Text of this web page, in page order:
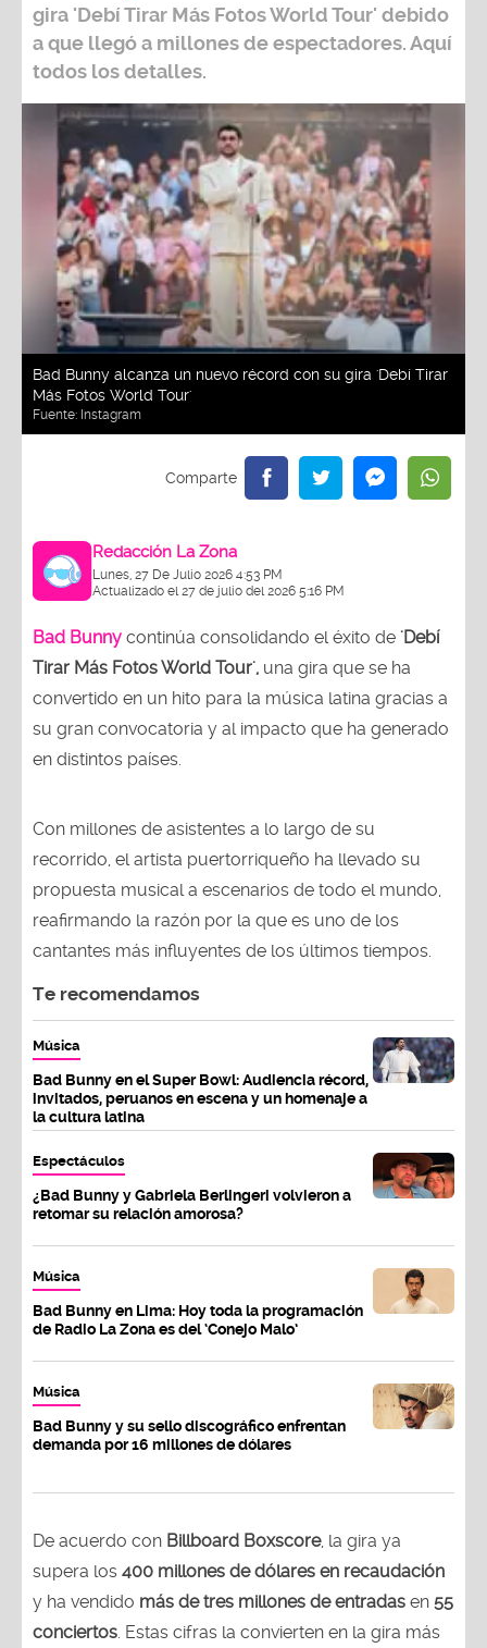
gira 'Debí Tirar Más Fotos World Tour' debido
a que llegó a millones de espectadores. Aquí
todos los detalles.
Bad Bunny alcanza un nuevo récord con su gira 'Debí Tirar
Más Fotos World Tour'
Fuente: Instagram
Redacción La Zona
Lunes, 27 De Julio 2026 4:53 PM
Actualizado el 27 de julio del 2026 5:16 PM
Bad Bunny continúa consolidando el éxito de 'Debí
Tirar Más Fotos World Tour', una gira que se ha
convertido en un hito para la música latina gracias a
su gran convocatoria y al impacto que ha generado
en distintos países.
Con millones de asistentes a lo largo de su
recorrido, el artista puertorriqueño ha llevado su
propuesta musical a escenarios de todo el mundo,
reafirmando la razón por la que es uno de los
cantantes más influyentes de los últimos tiempos.
Te recomendamos
Música
Bad Bunny en el Super Bowl: Audiencia récord,
invitados, peruanos en escena y un homenaje a
la cultura latina
Espectáculos
¿Bad Bunny y Gabriela Berlingeri volvieron a
retomar su relación amorosa?
Música
Bad Bunny en Lima: Hoy toda la programación
de Radio La Zona es del ‘Conejo Malo’
Música
Bad Bunny y su sello discográfico enfrentan
demanda por 16 millones de dólares
De acuerdo con Billboard Boxscore, la gira ya
supera los 400 millones de dólares en recaudación
y ha vendido más de tres millones de entradas en 55
conciertos. Estas cifras la convierten en la gira más